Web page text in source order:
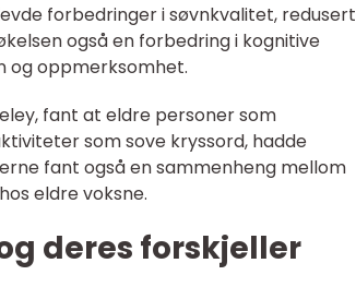
forbedringer i søvnkvalitet, redusert
også en forbedring i kognitive
og oppmerksomhet.
fant at eldre personer som
som sove kryssord, hadde
fant også en sammenheng mellom
eldre voksne.
deres forskjeller